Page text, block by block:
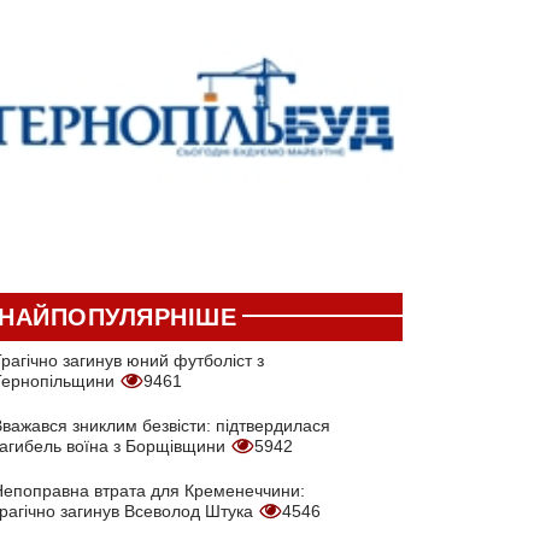
загинув юний футболіст з
9461
зниклим безвісти: підтвердилася
воїна з Борщівщини
5942
втрата для Кременеччини:
загинув Всеволод Штука
4546